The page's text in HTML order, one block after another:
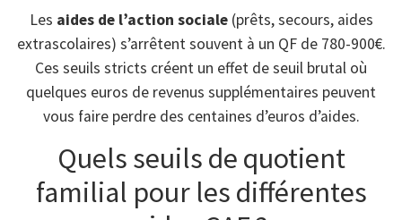
Les aides de l’action sociale(prêts, secours, aides
extrascolaires) s’arrêtent souvent à un QF de 780-900€.
Ces seuils stricts créent un effet de seuil brutal où
quelques euros de revenus supplémentaires peuvent
vous faire perdre des centaines d’euros d’aides.
Quels seuils de quotient
familial pour les différentes